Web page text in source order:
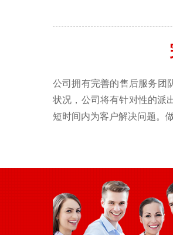
公司拥有完善的售后服务团
状况，公司将有针对性的派
短时间内为客户解决问题。